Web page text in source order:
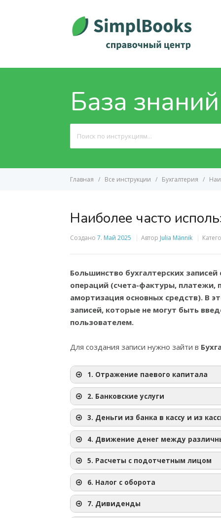
База знаний
For
Главная Все инструкции Бухгалтерия
Наиболее часто
Создано 7. Май 2025 Автор Julia Männik
Большинство бухгалтерских
операций (счета-фактуры, платежи,
амортизация основных средств). В
записей, которые не могут быть
пользователем.
Для создания записи нужно зайти в
1. Отражение паевого капитала
а) компания с ограниченной
(срок оплаты не установлен)
2. Банковские услуги
3. Деньги из банка в кассу и из
4. Движение денег между
5. Расчеты с подотчетным лицом
C апреля 2021 года в программе
предпочтение им при вводе чеков от
6. Налог с оборота
7. Дивиденды